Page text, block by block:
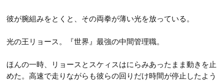
彼が腕組みをとくと、その両拳が薄い光を放っている。
光の王リョース。『世界』最強の中間管理職。
ほんの一時、リョースとスケィスはにらみあったまま動きを止
めた。高速で走りながらも彼らの回りだけ時間が停止したよう